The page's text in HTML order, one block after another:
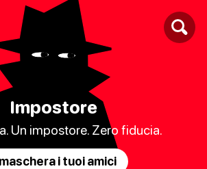
Impostore
Un impostore. Zero fiducia.
i tuoi amici